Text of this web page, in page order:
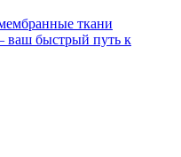
ткани
быстрый путь к